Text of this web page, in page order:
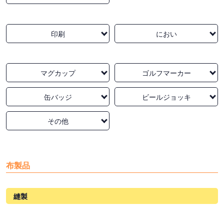
印刷 におい
マグカップ ゴルフマーカー
缶バッジ ビールジョッキ
その他
布製品
縫製